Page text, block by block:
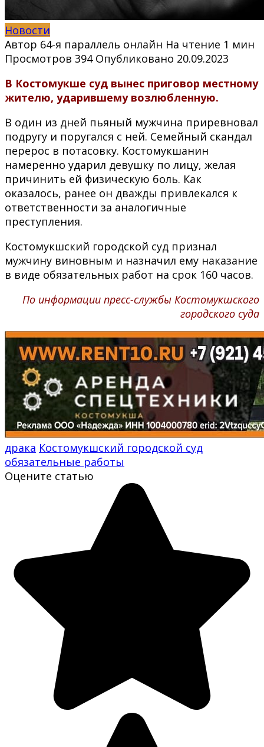
Новости
Автор 64-я параллель онлайн На чтение 1 мин
Просмотров 394 Опубликовано 20.09.2023
В Костомукше суд вынес приговор местному
жителю, ударившему возлюбленную.
В один из дней пьяный мужчина приревновал
подругу и поругался с ней. Семейный скандал
перерос в потасовку. Костомукшанин
намеренно ударил девушку по лицу, желая
причинить ей физическую боль. Как
оказалось, ранее он дважды привлекался к
ответственности за аналогичные
преступления.
Костомукшский городской суд признал
мужчину виновным и назначил ему наказание
в виде обязательных работ на срок 160 часов.
По информации пресс-службы Костомукшского
городского суда
драка Костомукшский городской суд
обязательные работы
Оцените статью